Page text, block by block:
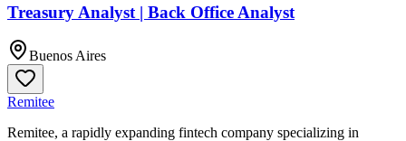
Treasury Analyst | Back Office Analyst
Buenos Aires
Remitee
Remitee, a rapidly expanding fintech company specializing in